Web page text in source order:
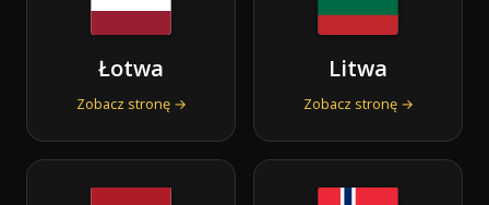
Łotwa
Zobacz stronę →
Litwa
Zobacz stronę →